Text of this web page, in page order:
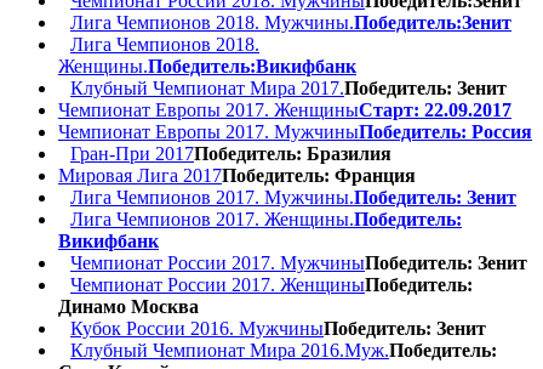
Лига Чемпионов 2018. Мужчины.Победитель:Зенит
Лига Чемпионов 2018.
Женщины.Победитель:Викифбанк
Клубный Чемпионат Мира 2017.Победитель: Зенит
Чемпионат Европы 2017. ЖенщиныСтарт: 22.09.2017
Чемпионат Европы 2017. МужчиныПобедитель: Россия
Гран-При 2017Победитель: Бразилия
Мировая Лига 2017Победитель: Франция
Лига Чемпионов 2017. Мужчины.Победитель: Зенит
Лига Чемпионов 2017. Женщины.Победитель:
Викифбанк
Чемпионат России 2017. МужчиныПобедитель: Зенит
Чемпионат России 2017. ЖенщиныПобедитель:
Динамо Москва
Кубок России 2016. МужчиныПобедитель: Зенит
Клубный Чемпионат Мира 2016.Муж.Победитель: